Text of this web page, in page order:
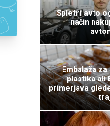
Spletni avto
način
Embalaža
plastika ali
primerjava